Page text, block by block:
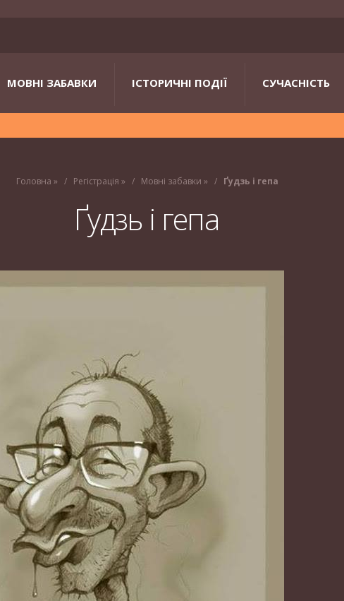
МОВНІ ЗАБАВКИ ІСТОРИЧНІ ПОДІЇ СУЧАСНІСТЬ
Головна » Регістрація » Мовні забавки » Ґудзь і гепа
Ґудзь і гепа